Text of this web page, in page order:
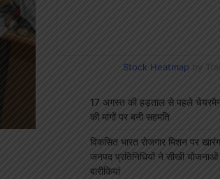
Stock Heatmap by
17 अगस्त की हड़ताल से पहले चेयरमैन
की मांगों पर बनी सहमति
विकसित भारत रोजगार मिशन पर
जनपद प्रतिनिधियों ने सीखी योजनाओं
बारीकियां